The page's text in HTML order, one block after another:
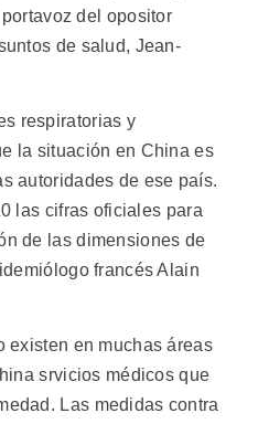
del opositor
de salud, Jean-
respiratorias y
la situación en China es
autoridades de ese país.
las cifras oficiales para
de las dimensiones de
francés Alain
existen en muchas áreas
srvicios médicos que
Las medidas contra